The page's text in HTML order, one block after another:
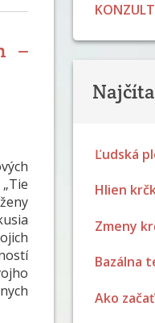
–
Ľudská
Hlien
Zmeny
Bazálna
Ako začať